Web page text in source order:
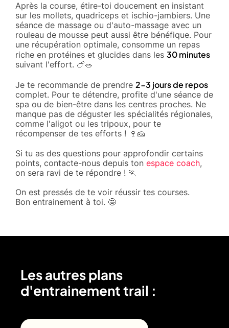
Après la course, étire-toi doucement en insistant
sur les mollets, quadriceps et ischio-jambiers. Une
séance de massage ou d'auto-massage avec un
rouleau de mousse peut aussi être bénéfique. Pour
une récupération optimale, consomme un repas
riche en protéines et glucides dans les 30 minutes
suivant l'effort. 🍗🥗
Je te recommande de prendre 2-3 jours de repos
complet. Pour te détendre, profite d'une séance de
spa ou de bien-être dans les centres proches. Ne
manque pas de déguster les spécialités régionales,
comme l'aligot ou les tripoux, pour te
récompenser de tes efforts ! 🍷🧀
Si tu as des questions pour approfondir certains
points, contacte-nous depuis ton espace coach,
on sera ravi de te répondre ! 🏃
On est pressés de te voir réussir tes courses.
Bon entrainement à toi. 🤩
Les autres plans
d'entrainement trail :